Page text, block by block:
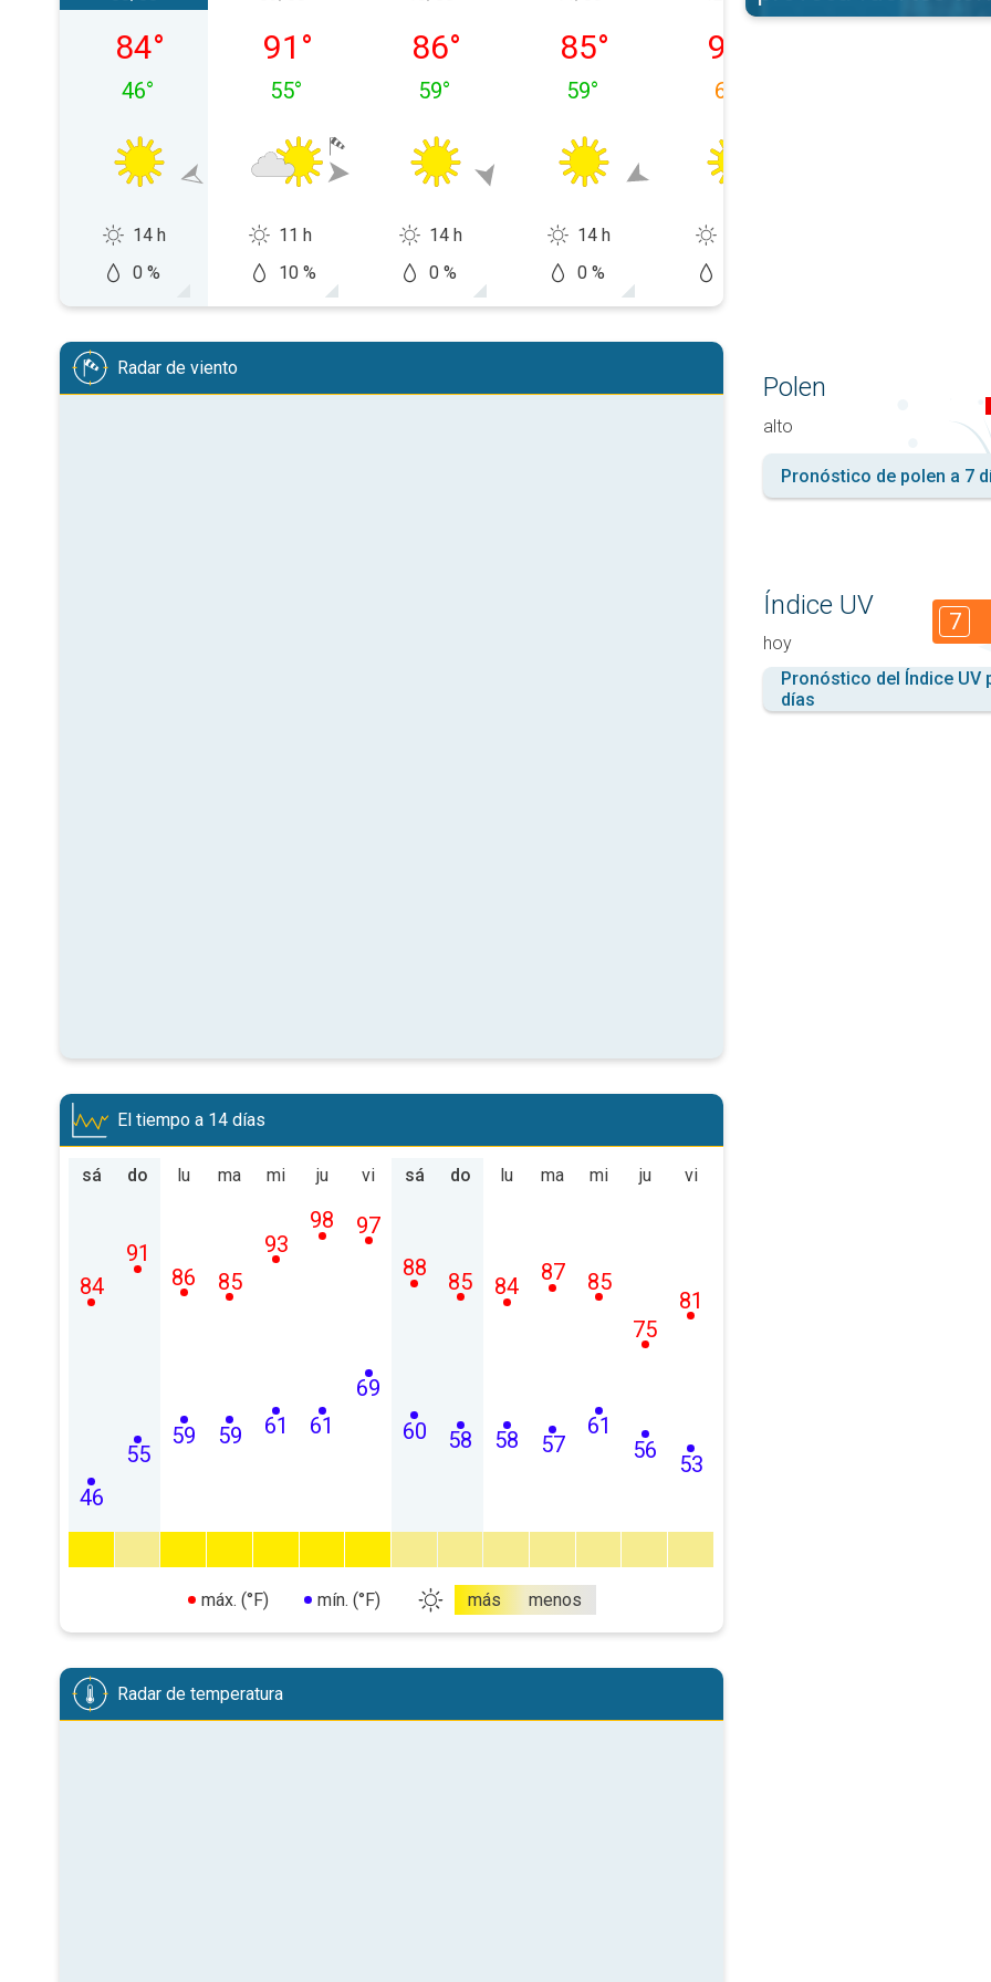
sábado, 08/08
84°
46°
14 h
0 %
domingo, 09/08
91 °
55°
11 h
10 %
lunes, 10/08
86°
59°
14 h
0 %
martes, 11/08
85°
59°
14 h
0 %
miércoles, 12/08
93
61
jueves, 13/08
Radar de viento
El tiempo a 14 días
sá
46
84
do
55
91
lu
59
86
ma
59
85
mi
61
93
ju
61
98
vi
69
97
sá
60
88
do
58
85
lu
58
84
ma
57
87
mi
61
85
ju
56
75
vi
53
81
máx. (°F) mín. (°F) más menos
Radar de temperatura
Polen
alto
Pronóstico de polen a 7
Índice UV
hoy
7
Pronóstico del Índice UV
días